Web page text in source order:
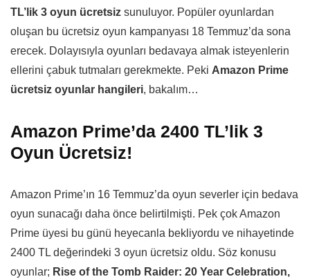
TL’lik 3 oyun ücretsiz sunuluyor. Popüler oyunlardan
oluşan bu ücretsiz oyun kampanyası 18 Temmuz’da sona
erecek. Dolayısıyla oyunları bedavaya almak isteyenlerin
ellerini çabuk tutmaları gerekmekte. Peki Amazon Prime
ücretsiz oyunlar hangileri, bakalım…
Amazon Prime’da 2400 TL’lik 3
Oyun Ücretsiz!
Amazon Prime’ın 16 Temmuz’da oyun severler için bedava
oyun sunacağı daha önce belirtilmişti. Pek çok Amazon
Prime üyesi bu günü heyecanla bekliyordu ve nihayetinde
2400 TL değerindeki 3 oyun ücretsiz oldu. Söz konusu
oyunlar; Rise of the Tomb Raider: 20 Year Celebration,